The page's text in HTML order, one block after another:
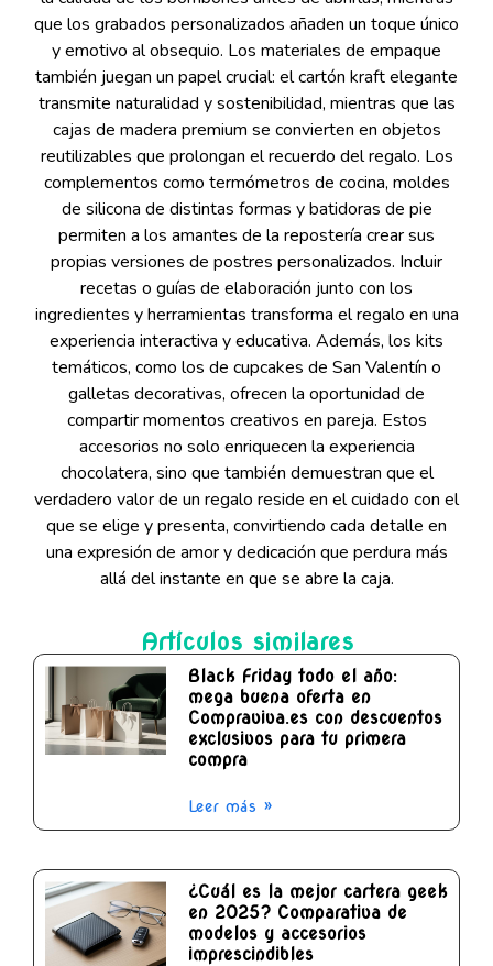
que los grabados personalizados añaden un toque único
y emotivo al obsequio. Los materiales de empaque
también juegan un papel crucial: el cartón kraft elegante
transmite naturalidad y sostenibilidad, mientras que las
cajas de madera premium se convierten en objetos
reutilizables que prolongan el recuerdo del regalo. Los
complementos como termómetros de cocina, moldes
de silicona de distintas formas y batidoras de pie
permiten a los amantes de la repostería crear sus
propias versiones de postres personalizados. Incluir
recetas o guías de elaboración junto con los
ingredientes y herramientas transforma el regalo en una
experiencia interactiva y educativa. Además, los kits
temáticos, como los de cupcakes de San Valentín o
galletas decorativas, ofrecen la oportunidad de
compartir momentos creativos en pareja. Estos
accesorios no solo enriquecen la experiencia
chocolatera, sino que también demuestran que el
verdadero valor de un regalo reside en el cuidado con el
que se elige y presenta, convirtiendo cada detalle en
una expresión de amor y dedicación que perdura más
allá del instante en que se abre la caja.
Artículos similares
Black Friday todo el año:
mega buena oferta en
Compraviva.es con descuentos
exclusivos para tu primera
compra
Leer más »
¿Cuál es la mejor cartera geek
en 2025? Comparativa de
modelos y accesorios
imprescindibles